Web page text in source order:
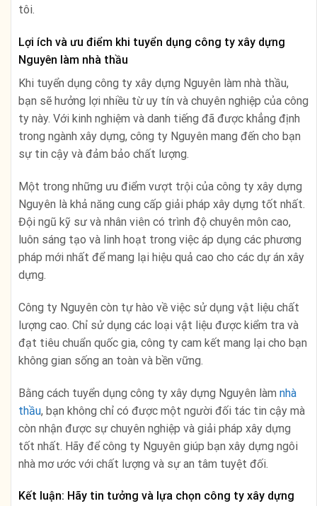
tôi.
Lợi ích và ưu điểm khi tuyển dụng công ty xây dựng
Nguyên làm nhà thầu
Khi tuyển dụng công ty xây dựng Nguyên làm nhà thầu,
bạn sẽ hưởng lợi nhiều từ uy tín và chuyên nghiệp của công
ty này. Với kinh nghiệm và danh tiếng đã được khẳng định
trong ngành xây dựng, công ty Nguyên mang đến cho bạn
sự tin cậy và đảm bảo chất lượng.
Một trong những ưu điểm vượt trội của công ty xây dựng
Nguyên là khả năng cung cấp giải pháp xây dựng tốt nhất.
Đội ngũ kỹ sư và nhân viên có trình độ chuyên môn cao,
luôn sáng tạo và linh hoạt trong việc áp dụng các phương
pháp mới nhất để mang lại hiệu quả cao cho các dự án xây
dựng.
Công ty Nguyên còn tự hào về việc sử dụng vật liệu chất
lượng cao. Chỉ sử dụng các loại vật liệu được kiểm tra và
đạt tiêu chuẩn quốc gia, công ty cam kết mang lại cho bạn
không gian sống an toàn và bền vững.
Bằng cách tuyển dụng công ty xây dựng Nguyên làm nhà
thầu, bạn không chỉ có được một người đối tác tin cậy mà
còn nhận được sự chuyên nghiệp và giải pháp xây dựng
tốt nhất. Hãy để công ty Nguyên giúp bạn xây dựng ngôi
nhà mơ ước với chất lượng và sự an tâm tuyệt đối.
Kết luận: Hãy tin tưởng và lựa chọn công ty xây dựng